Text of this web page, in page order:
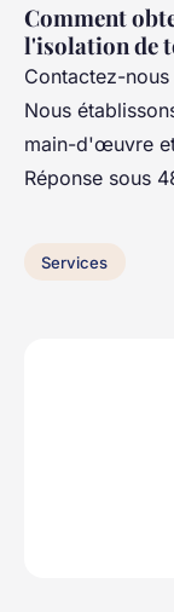
Comment
l'isolation de
Contactez-
Nous
main-d'œuvre
Réponse sous
Services